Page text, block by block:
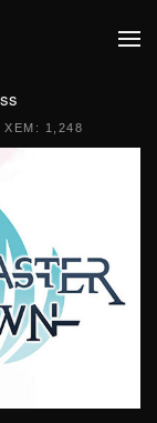
XEM: 1,248